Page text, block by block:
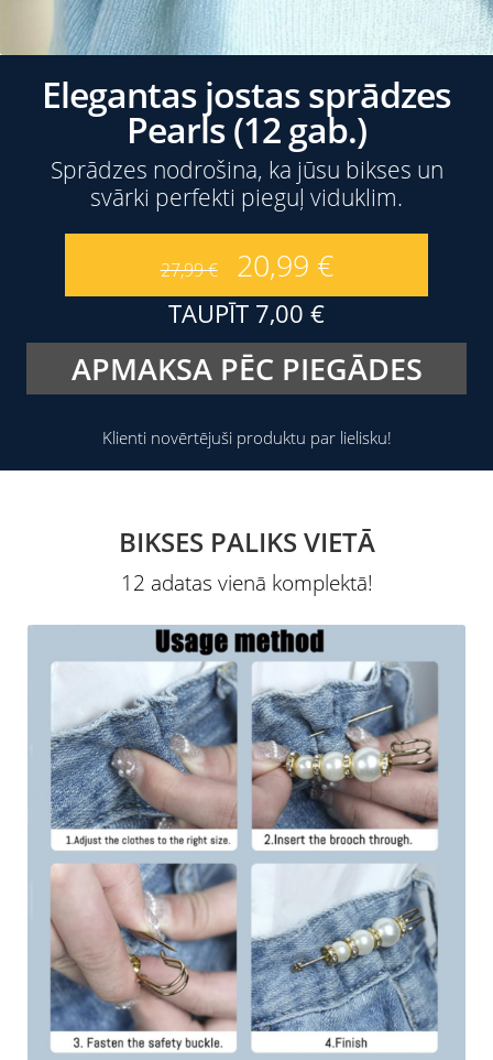
Elegantas jostas sprādzes
Pearls (12 gab.)
Sprādzes nodrošina, ka jūsu bikses un
svārki perfekti pieguļ viduklim.
27,99€ 20,99 €
TAUPĪT 7,00 €
APMAKSA PĒC PIEGĀDES
Klienti novērtējuši produktu par lielisku!
BIKSES PALIKS VIETĀ
12 adatas vienā komplektā!